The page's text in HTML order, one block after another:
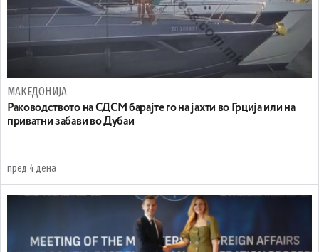
МАКЕДОНИЈА
Раководството на СДСМ барајте го на јахти во Грција или на
приватни забави во Дубаи
пред 4 дена